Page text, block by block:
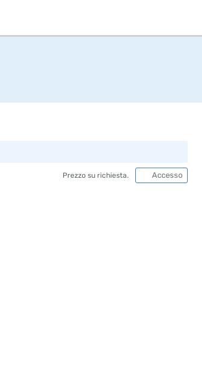
Prezzo su richiesta. Accesso